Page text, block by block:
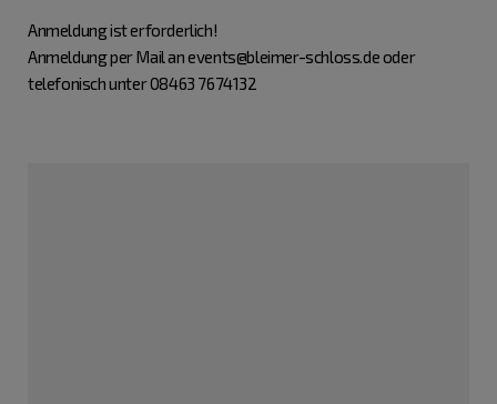
Anmeldung ist erforderlich!
Anmeldung per Mail an events@bleimer-schloss.de oder
telefonisch unter 08463 7674132